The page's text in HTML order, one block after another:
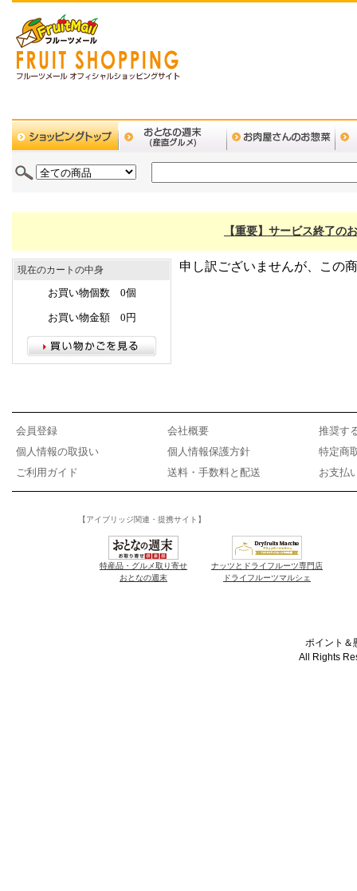
【重要】サービス終了の
現在のカートの中身
お買い物個数 0個
お買い物金額 0円
申し訳ございませんが、この
会員登録 会社概要
推奨す
個人情報の取扱い
個人情報保護方針
特定商
ご利用ガイド
送料・手数料と配送 お支払
【アイブリッジ関連・提携サイト】
特産品・グルメ取り寄せ
おとなの週末
ナッツとドライフルーツ専門店
ドライフルーツマルシェ
ポイント＆
All Rights